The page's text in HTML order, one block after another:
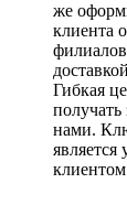
же
клиента
Гибкая
нами.